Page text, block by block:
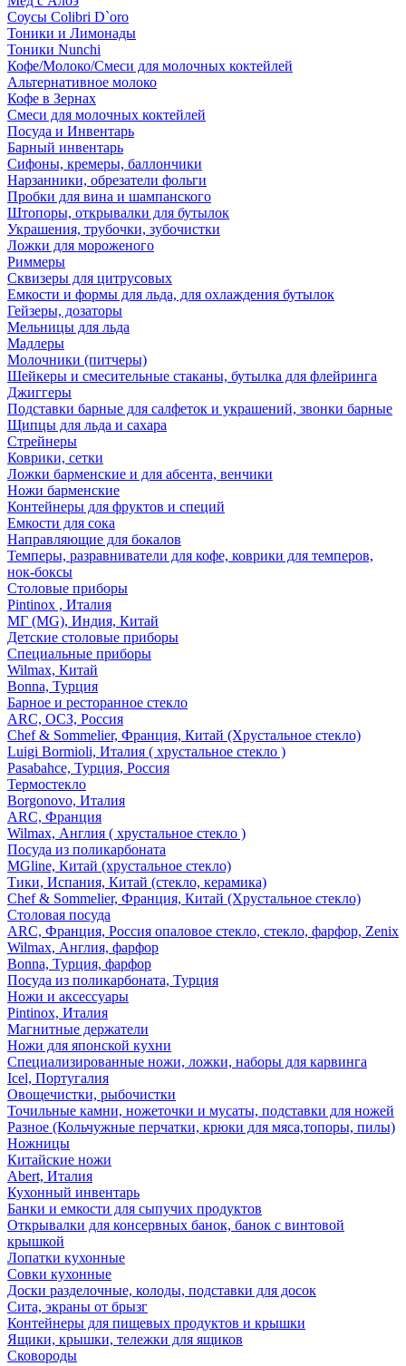
Соусы Colibri D`oro
Тоники и Лимонады
Тоники Nunchi
Кофе/Молоко/Смеси для молочных коктейлей
Альтернативное молоко
Кофе в Зернах
Смеси для молочных коктейлей
Посуда и Инвентарь
Барный инвентарь
Сифоны, кремеры, баллончики
Нарзанники, обрезатели фольги
Пробки для вина и шампанского
Штопоры, открывалки для бутылок
Украшения, трубочки, зубочистки
Ложки для мороженого
Риммеры
Сквизеры для цитрусовых
Емкости и формы для льда, для охлаждения бутылок
Гейзеры, дозаторы
Мельницы для льда
Мадлеры
Молочники (питчеры)
Шейкеры и смесительные стаканы, бутылка для флейринга
Джиггеры
Подставки барные для салфеток и украшений, звонки барные
Щипцы для льда и сахара
Стрейнеры
Коврики, сетки
Ложки барменские и для абсента, венчики
Ножи барменские
Контейнеры для фруктов и специй
Емкости для сока
Направляющие для бокалов
Темперы, разравниватели для кофе, коврики для темперов,
нок-боксы
Столовые приборы
Pintinox , Италия
МГ (MG), Индия, Китай
Детские столовые приборы
Специальные приборы
Wilmax, Китай
Bonna, Турция
Барное и ресторанное стекло
ARC, ОСЗ, Россия
Chef & Sommelier, Франция, Китай (Хрустальное стекло)
Luigi Bormioli, Италия ( хрустальное стекло )
Pasabahce, Турция, Россия
Термостекло
Borgonovo, Италия
ARC, Франция
Wilmax, Англия ( хрустальное стекло )
Посуда из поликарбоната
MGline, Китай (хрустальное стекло)
Тики, Испания, Китай (стекло, керамика)
Chef & Sommelier, Франция, Китай (Хрустальное стекло)
Столовая посуда
ARC, Франция, Россия опаловое стекло, стекло, фарфор, Zenix
Wilmax, Англия, фарфор
Bonna, Турция, фарфор
Посуда из поликарбоната, Турция
Ножи и аксессуары
Pintinox, Италия
Магнитные держатели
Ножи для японской кухни
Специализированные ножи, ложки, наборы для карвинга
Icel, Португалия
Овощечистки, рыбочистки
Точильные камни, ножеточки и мусаты, подставки для ножей
Разное (Кольчужные перчатки, крюки для мяса,топоры, пилы)
Ножницы
Китайские ножи
Abert, Италия
Кухонный инвентарь
Банки и емкости для сыпучих продуктов
Открывалки для консервных банок, банок с винтовой
крышкой
Лопатки кухонные
Совки кухонные
Доски разделочные, колоды, подставки для досок
Сита, экраны от брызг
Контейнеры для пищевых продуктов и крышки
Ящики, крышки, тележки для ящиков
Сковороды